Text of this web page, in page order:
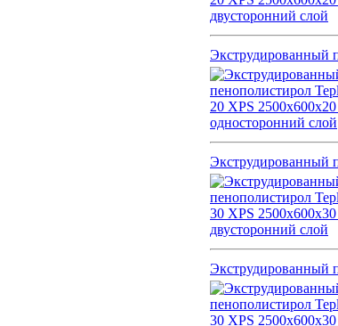
Экструдированный
Экструдированный
Экструдированный